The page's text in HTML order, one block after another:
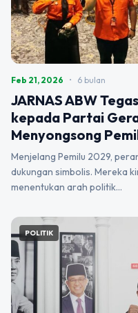
Feb 21, 2026 • 6 bulan
JARNAS ABW
kepada Partai
Menyongsong
Menjelang Pemilu 2029,
dukungan simbolis. Mereka
menentukan arah politik…
POLITIK